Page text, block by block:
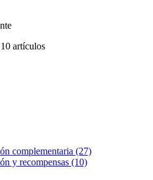
artículos
complementaria (27)
y recompensas (10)